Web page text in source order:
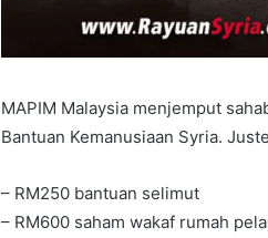
MAPIM Malaysia menjemput
Bantuan Kemanusiaan Syria.
– RM250 bantuan selimut
– RM600 saham wakaf rumah